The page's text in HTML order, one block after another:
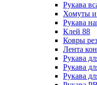
Рукава
Хомуты и
Рукава
Клей 88
Ковры
Лента
Рукава
Рукава
Рукава